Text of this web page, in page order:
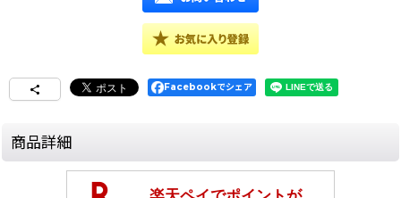
Facebookでシェア
商品詳細